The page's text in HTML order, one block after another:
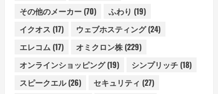
その他のメーカー (70) ふわり (19)
イクオス (17) ウェブホスティング(24)
エレコム (17) オミクロン株(229)
オンラインショッピング(19) シンプリッチ (18)
スピークエル(26) セキュリティ (27)